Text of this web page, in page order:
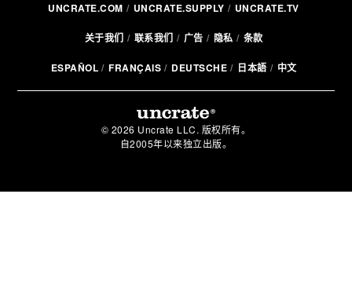
UNCRATE.COM UNCRATE.SUPPLY UNCRATE.TV
关于我们 联系我们 广告 隐私 条款
ESPAÑOL FRANÇAIS DEUTSCHE 日本語 中文
© 2026 Uncrate LLC. 版权所有。
自2005年以来独立出版。